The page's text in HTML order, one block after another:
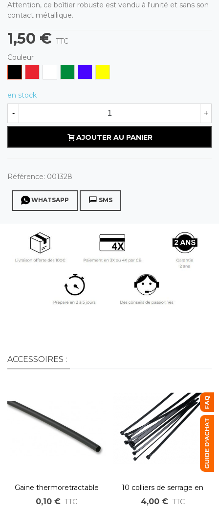
Attention, ce boîtier robuste est vendu à l'unité et sans son
contact métallique.
1,50 € TTC
Couleur
en stock
- +
AJOUTER AU PANIER
Référence: 001328
WHATSAPP SMS
ACCESSOIRES :
Gaine thermoretractable
2:1 au cm 22-11mm
0,10 € TTC
10 colliers de serrage en
nylon 4,8x200mm
4,00 € TTC
FAQ
GUIDE D'ACHAT